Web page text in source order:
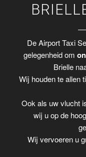
De Airport Taxi
gelegenheid om
Brielle
Wij houden te allen
Ook als uw vlucht
wij u op de
Wij vervoeren u